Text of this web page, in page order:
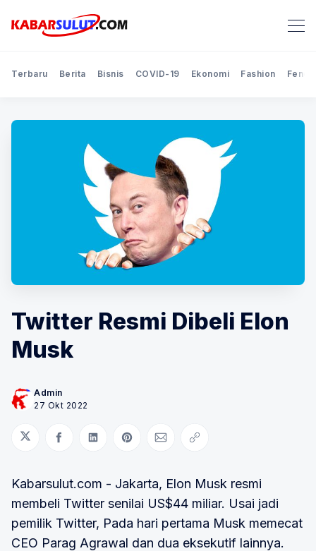
Terbaru Berita Bisnis COVID-19 Ekonomi Fashion
Twitter Resmi Dibeli Elon
Musk
Admin
27 Okt 2022
Bagikan di Twitter
Bagikan di Facebook
Bagikan di LinkedIn
Bagikan di Pinterest
Bagikan melalui Email
Salin tautan
Kabarsulut.com - Jakarta, Elon Musk resmi
membeli Twitter senilai US$44 miliar. Usai jadi
pemilik Twitter, Pada hari pertama Musk memecat
CEO Parag Agrawal dan dua eksekutif lainnya.